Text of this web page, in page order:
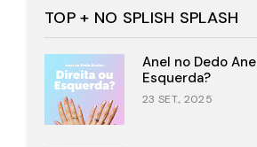
TOP + NO SPLISH SPLASH
Anel no Dedo
Esquerda?
23 SET., 2025